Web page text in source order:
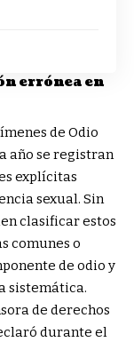
errónea en
de Odio
año se registran
explícitas
sexual. Sin
clasificar estos
comunes o
de odio y
sistemática.
de derechos
durante el